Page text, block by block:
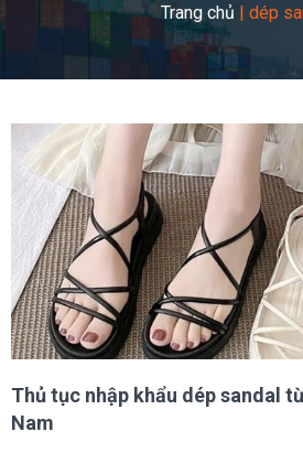
Trang chủ | dép
Thủ tục nhập khẩu dép sandal
Nam